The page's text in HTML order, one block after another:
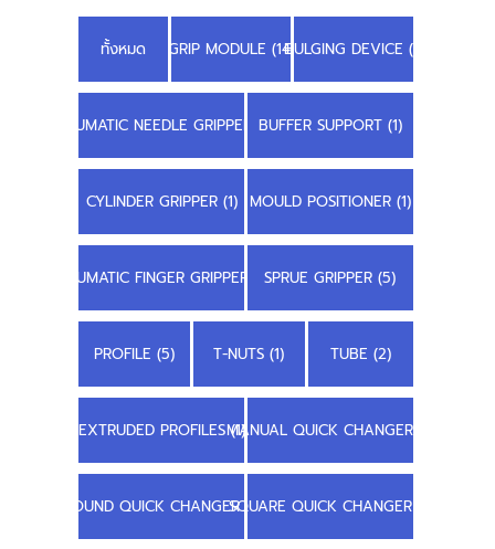
ทั้งหมด GRIP MODULE (14)BULGING DEVICE (1)
PNEUMATIC NEEDLE GRIPPER (2)BUFFER SUPPORT (1)
CYLINDER GRIPPER (1) MOULD POSITIONER (1)
PNEUMATIC FINGER GRIPPER (1)SPRUE GRIPPER (5)
PROFILE (5) T-NUTS (1) TUBE (2)
EXTRUDED PROFILES (1)MANUAL QUICK CHANGER (1)
ROUND QUICK CHANGER (1)SQUARE QUICK CHANGER (1)